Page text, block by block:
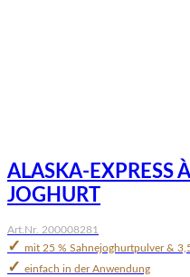
ALASKA-EXPRESS
JOGHURT
Art.Nr. 200008281
✓ mit 25 % Sahnejoghurtpulver &
✓ einfach in der Anwendung